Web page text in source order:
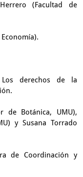
(Facultad de
Los derechos de la
de Botánica, UMU),
y Susana Torrado
de Coordinación y